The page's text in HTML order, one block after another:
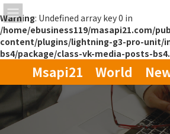
Warning: Undefined array key 0 in
/home/ebusiness119/masapi21.com/
content/plugins/lightning-g3-pro-unit/
bs4/package/class-vk-media-posts-
テ
ン
ツ
へ
ゲ
ー
シ
ョ
Msapi21 World